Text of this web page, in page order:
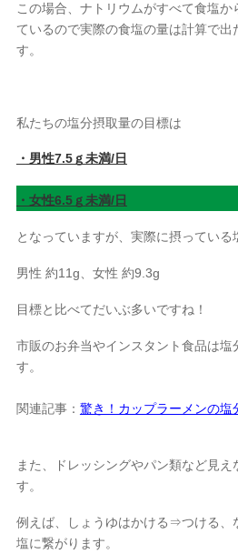
この場合、ナトリウムがすべて食塩
ているので実際の食塩の量は計算で出
す。
私たちの塩分摂取量の目標は
・男性7.5ｇ未満/日
・女性6.5ｇ未満/日
となっていますが、実際に摂っている
男性 約11g、女性 約9.3g
目標と比べてだいぶ多いですね！
市販のお弁当やインスタント食品は塩
す。
関連記事： 驚き！カップラーメンの塩
また、ドレッシングやパン類など見え
す。
例えば、しょうゆはかける⇒つける、
塩に繋がります。